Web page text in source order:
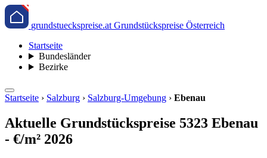
grundstueckspreise.at Grundstückspreise Österreich
Startseite
Bundesländer
Bezirke
Startseite › Salzburg › Salzburg-Umgebung › Ebenau
Aktuelle Grundstückspreise 5323 Ebenau
- €/m² 2026